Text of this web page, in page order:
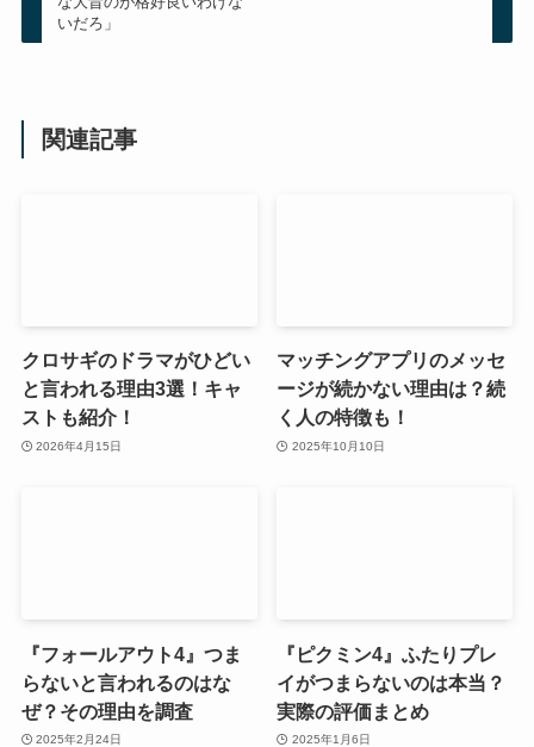
いだろ」
関連記事
クロサギのドラマがひどい
と言われる理由3選！キャ
ストも紹介！
2026年4月15日
マッチングアプリのメッセ
ージが続かない理由は？続
く人の特徴も！
2025年10月10日
『フォールアウト4』つま
らないと言われるのはな
ぜ？その理由を調査
2025年2月24日
『ピクミン4』ふたりプレ
イがつまらないのは本当？
実際の評価まとめ
2025年1月6日